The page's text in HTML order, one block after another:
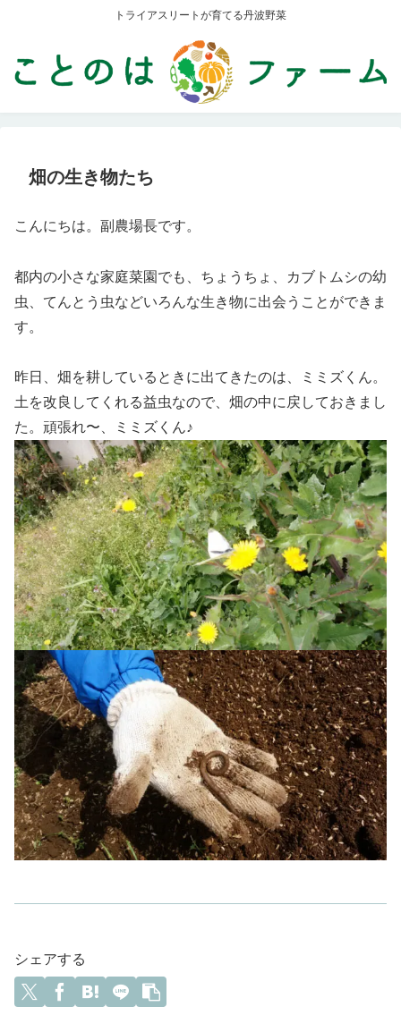
トライアスリートが育てる丹波野菜
畑の生き物たち
こんにちは。副農場長です。
都内の小さな家庭菜園でも、ちょうちょ、カブトムシの幼
虫、てんとう虫などいろんな生き物に出会うことができま
す。
昨日、畑を耕しているときに出てきたのは、ミミズくん。
土を改良してくれる益虫なので、畑の中に戻しておきまし
た。頑張れ〜、ミミズくん♪
シェアする